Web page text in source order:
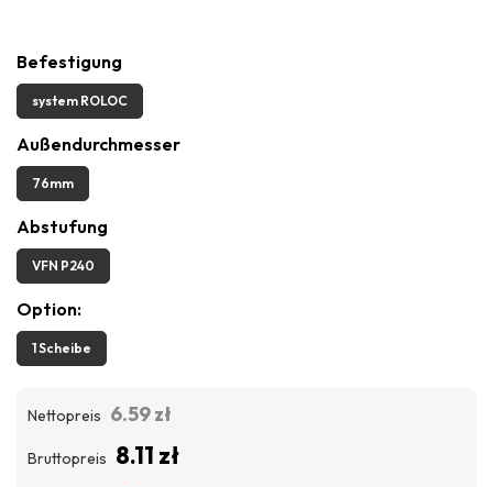
Befestigung
system ROLOC
Außendurchmesser
76mm
Abstufung
VFN P240
Option:
1 Scheibe
Nettopreis 6.59 zł
Bruttopreis 8.11 zł